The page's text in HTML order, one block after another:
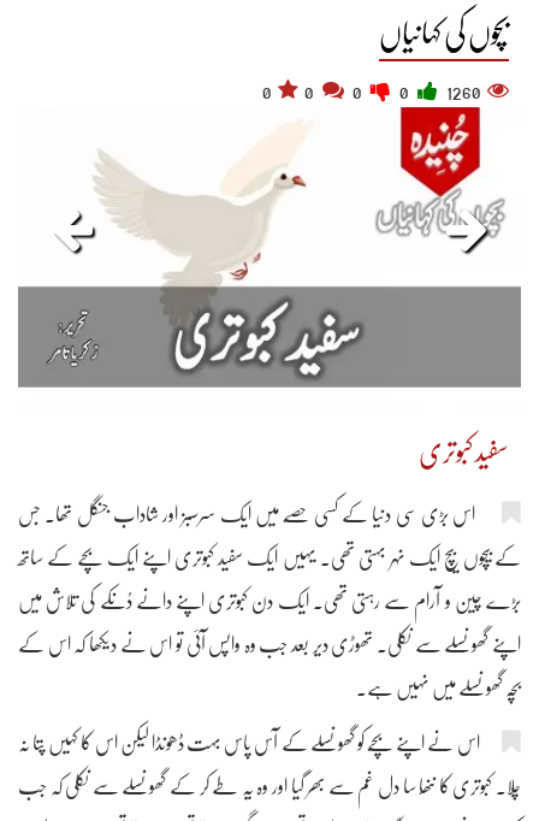
بچوں کی کہانیاں
1260
0
سفید کبوتری
اس بڑی سی دنیا کے کسی حصّے میں ایک سرسبز اور شاداب جنگل تھا۔ جس
کے بیچوں بیچ ایک نہر بہتی تھی۔ یہیں ایک سفید کبوتری اپنے ایک بچے کے ساتھ
بڑے چین و آرام سے رہتی تھی۔ ایک دن کبوتری اپنے دانے دُنکے کی تلاش میں
اپنے گھونسلے سے نکلی۔ تھوڑی دیر بعد جب وہ واپس آئی تو اس نے دیکھا کہ اس کے
بچّہ گھونسلے میں نہیں ہے۔
اس نے اپنے بچّے کو گھونسلے کے آس پاس بہت ڈھونڈا لیکن اس کا کہیں پتا نہ
چلا۔ کبوتری کا ننھّا سا دل غم سے بھر گیا اور وہ یہ طے کر کے گھونسلے سے نکلی کہ جب